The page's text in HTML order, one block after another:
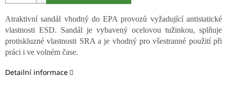
Atraktivní sandál vhodný do EPA provozů vyžadující antistatické
vlastnosti ESD. Sandál je vybavený ocelovou tužinkou, splňuje
protiskluzné vlastnosti SRA a je vhodný pro všestranné použití při
práci i ve volném čase.
Detailní informace